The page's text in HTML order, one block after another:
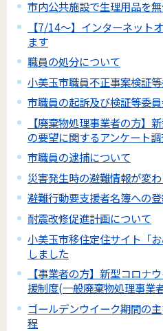
市内公共施設で生理用品を
【7/14～】インターネット
ます
職員の処分について
小美玉市職員不正事案検証
市職員の起訴及び検証等委
【廃棄物処理事業者の方】
の要望に関するアンケート
市職員の逮捕について
災害発生時の避難情報が変わ
避難行動要支援者名簿への
耐震改修促進計画について
小美玉市移住定住サイト「
しました
【事業者の方】新型コロナ
援制度(一般廃棄物処理事業者
ゴールデンウイーク期間の
程